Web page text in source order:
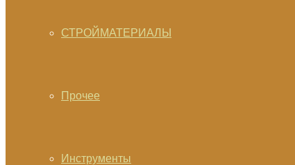
СТРОЙМАТЕРИАЛЫ
Прочее
Инструменты